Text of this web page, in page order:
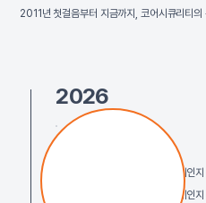
2011년 첫걸음부터 지금까지, 코어시큐리티의
2026
차세대 협력형 사이버레
차세대 협력형 사이버레